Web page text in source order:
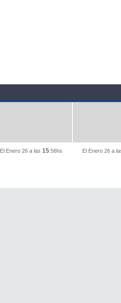
El Enero 26 a las15:56hs El Enero 26 a